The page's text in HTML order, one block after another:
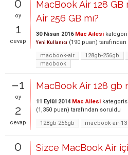
0
oy
1
cevap
MacBook Air 128 GB
Air 256 GB mı?
30 Nisan 2016 Mac Ailesi
Yeni Kullanıcı (190 puan) tarafından
macbook-air
128gb-256gb
macbook
–1
oy
2
cevap
MacBook Air 128 gb
11 Eylül 2014 Mac Ailesi
(1,350 puan) tarafından soruldu
128gb-256gb
macbook-air-13
0
Sizce MacBook Air